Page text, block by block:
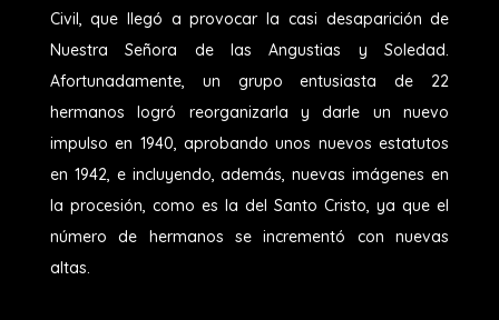
Civil, que llegó a provocar la casi desaparición de
Nuestra Señora de las Angustias y Soledad.
Afortunadamente, un grupo entusiasta de 22
hermanos logró reorganizarla y darle un nuevo
impulso en 1940, aprobando unos nuevos estatutos
en 1942, e incluyendo, además, nuevas imágenes en
la procesión, como es la del Santo Cristo, ya que el
número de hermanos se incrementó con nuevas
altas.